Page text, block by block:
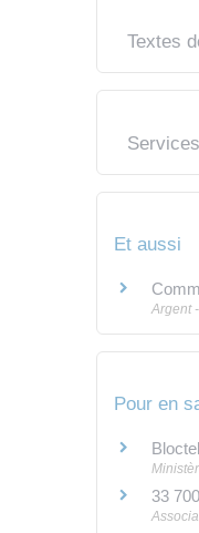
Textes
Et aussi
Argent
Pour en
33